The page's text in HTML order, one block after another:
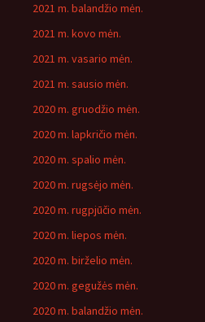
2021 m. balandžio mėn.
2021 m. kovo mėn.
2021 m. vasario mėn.
2021 m. sausio mėn.
2020 m. gruodžio mėn.
2020 m. lapkričio mėn.
2020 m. spalio mėn.
2020 m. rugsėjo mėn.
2020 m. rugpjūčio mėn.
2020 m. liepos mėn.
2020 m. birželio mėn.
2020 m. gegužės mėn.
2020 m. balandžio mėn.